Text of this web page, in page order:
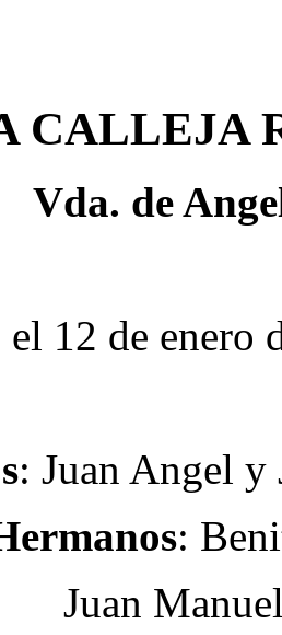
CALLEJA
Vda. de
12 de enero
: Juan Angel y
:
Juan